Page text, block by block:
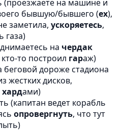
(проезжаете на машине и
бывшую/бывшего (ex),
заметила, ускоряетесь,
газа)
на чердак
то построил гараж)
беговой дороже стадиона
жестких дисков,
хардами)
(капитан ведет корабль
опровергнуть, что тут